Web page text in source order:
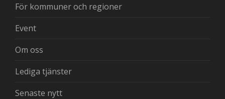
För kommuner och regioner
Event
Om oss
Lediga tjänster
Senaste nytt